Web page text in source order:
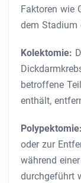
Faktoren wie
dem Stadium
Kolektomie:
betroffene
enthält,
Polypektomie:
oder zur
während
durchgeführt